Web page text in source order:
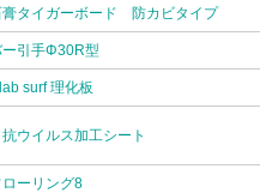
膏タイガーボード 防カビタイプ
ー引手Φ30R型
surf 理化板
ウイルス加工シート
ーリング8